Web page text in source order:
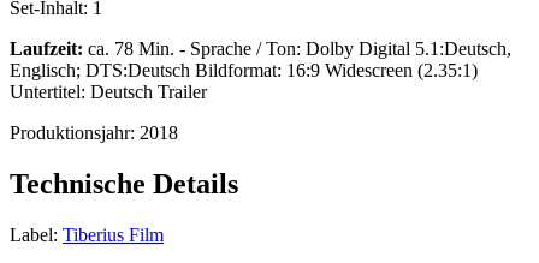
Set-Inhalt: 1
Laufzeit: ca. 78 Min. - Sprache / Ton: Dolby Digital 5.1:Deutsch,
Englisch; DTS:Deutsch Bildformat: 16:9 Widescreen (2.35:1)
Untertitel: Deutsch Trailer
Produktionsjahr: 2018
Technische Details
Label: Tiberius Film